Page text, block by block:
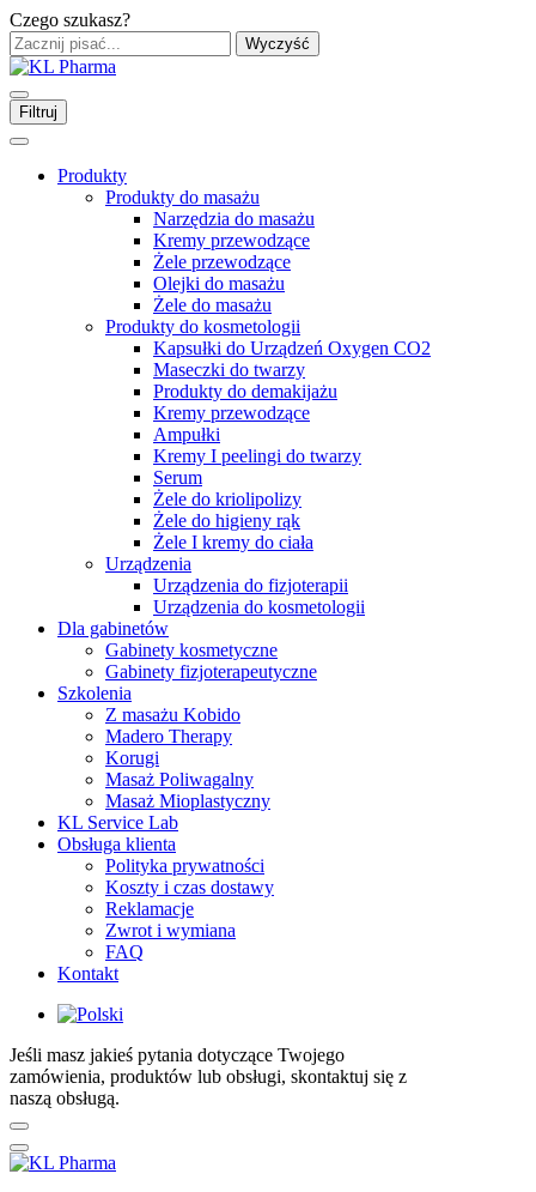
Czego szukasz?
Wyczyść
Filtruj
Produkty
Produkty do masażu
Narzędzia do masażu
Kremy przewodzące
Żele przewodzące
Olejki do masażu
Żele do masażu
Produkty do kosmetologii
Kapsułki do Urządzeń Oxygen CO2
Maseczki do twarzy
Produkty do demakijażu
Kremy przewodzące
Ampułki
Kremy I peelingi do twarzy
Serum
Żele do kriolipolizy
Żele do higieny rąk
Żele I kremy do ciała
Urządzenia
Urządzenia do fizjoterapii
Urządzenia do kosmetologii
Dla gabinetów
Gabinety kosmetyczne
Gabinety fizjoterapeutyczne
Szkolenia
Z masażu Kobido
Madero Therapy
Korugi
Masaż Poliwagalny
Masaż Mioplastyczny
KL Service Lab
Obsługa klienta
Polityka prywatności
Koszty i czas dostawy
Reklamacje
Zwrot i wymiana
FAQ
Kontakt
Jeśli masz jakieś pytania dotyczące Twojego
zamówienia, produktów lub obsługi, skontaktuj się z
naszą obsługą.